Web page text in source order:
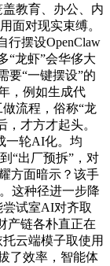
教育、办公、内
面对现实束缚。
行摆设OpenClaw
“龙虾”会华侈大
要“一键摆设”的
，例如生成代
流程，俗称“龙
才方才起头。
一轮AI化。均
“出厂预拆”，对
方面暗示？该手
这种径进一步降
试室AI对齐取
产链各朴直正在
云端模子取使用
了效率，智能体